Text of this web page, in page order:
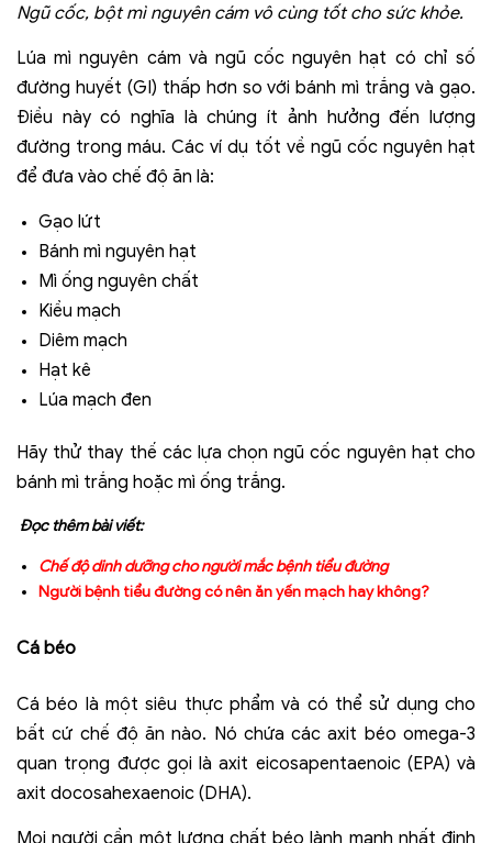
Ngũ cốc, bột mì nguyên cám vô cùng tốt cho sức khỏe.
Lúa mì nguyên cám và ngũ cốc nguyên hạt có chỉ số
đường huyết (GI) thấp hơn so với bánh mì trắng và gạo.
Điều này có nghĩa là chúng ít ảnh hưởng đến lượng
đường trong máu. Các ví dụ tốt về ngũ cốc nguyên hạt
để đưa vào chế độ ăn là:
Gạo lứt
Bánh mì nguyên hạt
Mì ống nguyên chất
Kiều mạch
Diêm mạch
Hạt kê
Lúa mạch đen
Hãy thử thay thế các lựa chọn ngũ cốc nguyên hạt cho
bánh mì trắng hoặc mì ống trắng.
Đọc thêm bài viết:
Chế độdinh dưỡng cho người mắc bệnh tiểu đường
Người bệnh tiểu đường có nên ăn yến mạch hay không?
Cá béo
Cá béo là một siêu thực phẩm và có thể sử dụng cho
bất cứ chế độ ăn nào. Nó chứa các axit béo omega-3
quan trọng được gọi là axit eicosapentaenoic (EPA) và
axit docosahexaenoic (DHA).
Mọi người cần một lượng chất béo lành mạnh nhất định